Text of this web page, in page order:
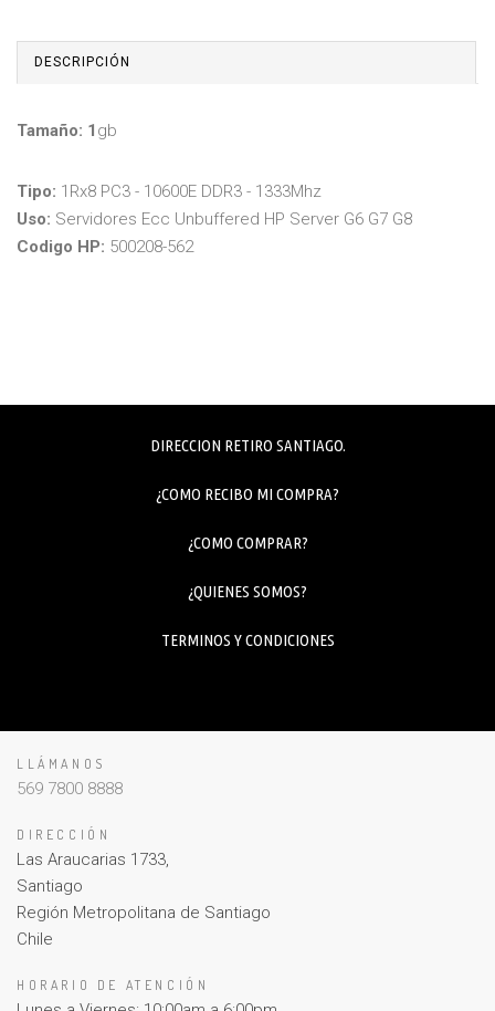
DESCRIPCIÓN
Tamaño: 1 gb
Tipo: 1Rx8 PC3 - 10600E DDR3 - 1333Mhz
Uso: Servidores Ecc Unbuffered HP Server G6 G7 G8
Codigo HP: 500208-562
DIRECCION RETIRO SANTIAGO.
¿COMO RECIBO MI COMPRA?
¿COMO COMPRAR?
¿QUIENES SOMOS?
TERMINOS Y CONDICIONES
LLÁMANOS
569 7800 8888
DIRECCIÓN
Las Araucarias 1733,
Santiago
Región Metropolitana de Santiago
Chile
HORARIO DE ATENCIÓN